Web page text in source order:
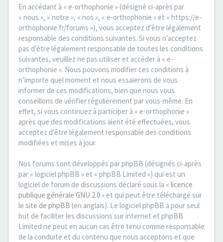
En accédant à « e-orthophonie » (désigné ci-après par
« nous », « notre », « nos », « e-orthophonie » et « https://e-
orthophonie.fr/forums »), vous acceptez d’être légalement
responsable des conditions suivantes. Si vous n’acceptez
pas d’être légalement responsable de toutes les conditions
suivantes, veuillez ne pas utiliser et accéder à « e-
orthophonie ». Nous pouvons modifier ces conditions à
n’importe quel moment et nous essaierons de vous
informer de ces modifications, bien que nous vous
conseillons de vérifier régulièrement par vous-même. En
effet, si vous continuez à participer à « e-orthophonie »
après que des modifications aient été effectuées, vous
acceptez d’être légalement responsable des conditions
modifiées et mises à jour.
Nos forums sont développés par phpBB (désignés ci-après
par « logiciel phpBB » et « phpBB Limited ») qui est un
logiciel de forum de discussions déclaré sous la « licence
publique générale GNU 2.0» et qui peut être téléchargé sur
le site de phpBB (en anglais). Le logiciel phpBB a pour seul
but de faciliter les discussions sur internet et phpBB
Limited ne peut en aucun cas être tenu comme responsable
de la conduite et du contenu que nous acceptons et que